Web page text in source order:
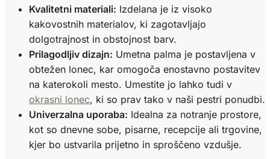
Kvalitetni materiali: Izdelana je iz visoko
kakovostnih materialov, ki zagotavljajo
dolgotrajnost in obstojnost barv.
Prilagodljiv dizajn: Umetna palma je postavljena v
obtežen lonec, kar omogoča enostavno postavitev
na katerokoli mesto. Umestite jo lahko tudi v
okrasni lonec, ki so prav tako v naši pestri ponudbi.
Univerzalna uporaba: Idealna za notranje prostore,
kot so dnevne sobe, pisarne, recepcije ali trgovine,
kjer bo ustvarila prijetno in sproščeno vzdušje.